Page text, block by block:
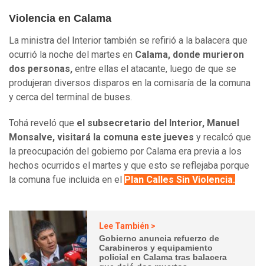
Violencia en Calama
La ministra del Interior también se refirió a la balacera que
ocurrió la noche del martes en Calama, donde murieron
dos personas, entre ellas el atacante, luego de que se
produjeran diversos disparos en la comisaría de la comuna
y cerca del terminal de buses.
Tohá reveló que el subsecretario del Interior, Manuel
Monsalve, visitará la comuna este jueves y recalcó que
la preocupación del gobierno por Calama era previa a los
hechos ocurridos el martes y que esto se reflejaba porque
la comuna fue incluida en el
Plan Calles Sin Violencia.
Lee También >
Gobierno anuncia refuerzo de
Carabineros y equipamiento
policial en Calama tras balacera